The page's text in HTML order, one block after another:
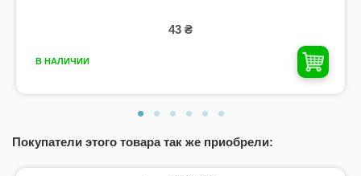
43 ₴
В НАЛИЧИИ
Покупатели этого товара так же приобрели: